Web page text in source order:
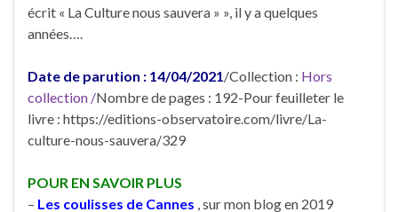
écrit « La Culture nous sauvera » », il y a quelques
années….
Date de parution : 14/04/2021 /Collection : Hors
collection /Nombre de pages : 192-Pour feuilleter le
livre : https://editions-observatoire.com/livre/La-
culture-nous-sauvera/329
POUR EN SAVOIR PLUS
– Les coulisses de Cannes , sur mon blog en 2019